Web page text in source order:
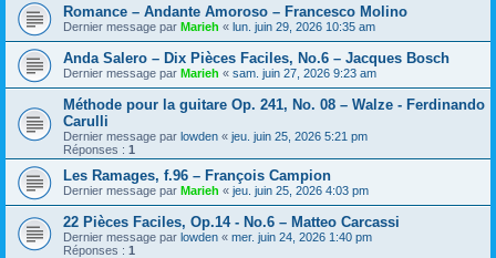
Romance – Andante Amoroso – Francesco Molino
Dernier message par Marieh « lun. juin 29, 2026 10:35 am
Anda Salero – Dix Pièces Faciles, No.6 – Jacques Bosch
Dernier message par Marieh « sam. juin 27, 2026 9:23 am
Méthode pour la guitare Op. 241, No. 08 – Walze - Ferdinando
Carulli
Dernier message par lowden « jeu. juin 25, 2026 5:21 pm
Réponses : 1
Les Ramages, f.96 – François Campion
Dernier message par Marieh « jeu. juin 25, 2026 4:03 pm
22 Pièces Faciles, Op.14 - No.6 – Matteo Carcassi
Dernier message par lowden « mer. juin 24, 2026 1:40 pm
Réponses : 1